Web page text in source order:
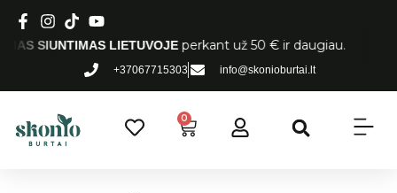
+37067715303 info@skonioburtai.lt
LIETUVOJEperkant už 50 € ir daugiau.
0